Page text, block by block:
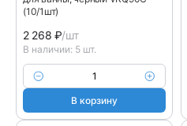
(10/1шт)
2 268₽/шт
В наличии: 5 шт.
В корзину